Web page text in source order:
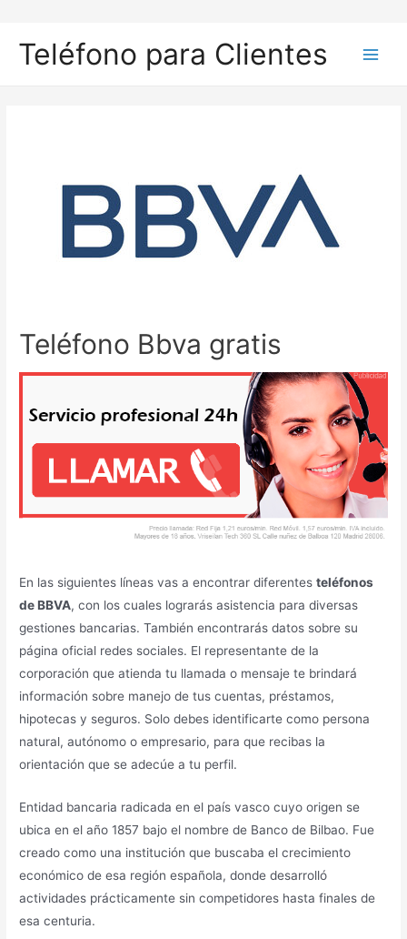
contenido
Teléfono para Clientes
Teléfono Bbva gratis
En las siguientes líneas vas a encontrar diferentesteléfonos
de BBVA, con los cuales lograrás asistencia para diversas
gestiones bancarias. También encontrarás datos sobre su
página oficial redes sociales. El representante de la
corporación que atienda tu llamada o mensaje te brindará
información sobre manejo de tus cuentas, préstamos,
hipotecas y seguros. Solo debes identificarte como persona
natural, autónomo o empresario, para que recibas la
orientación que se adecúe a tu perfil.
Entidad bancaria radicada en el país vasco cuyo origen se
ubica en el año 1857 bajo el nombre de Banco de Bilbao. Fue
creado como una institución que buscaba el crecimiento
económico de esa región española, donde desarrolló
actividades prácticamente sin competidores hasta finales de
esa centuria.